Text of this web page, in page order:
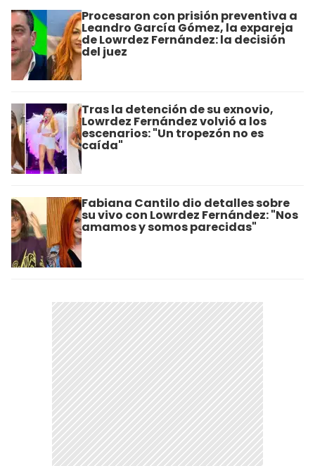
Procesaron con prisión preventiva a
Leandro García Gómez, la expareja
de Lowrdez Fernández: la decisión
del juez
Tras la detención de su exnovio,
Lowrdez Fernández volvió a los
escenarios: "Un tropezón no es
caída"
Fabiana Cantilo dio detalles sobre
su vivo con Lowrdez Fernández: "Nos
amamos y somos parecidas"